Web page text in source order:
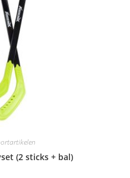
(2 sticks + bal)